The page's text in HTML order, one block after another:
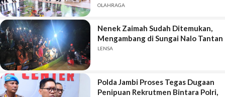
OLAHRAGA
Nenek Zaimah Sudah Ditemukan,
Mengambang di Sungai Nalo Tantan
LENSA
Polda Jambi Proses Tegas Dugaan
Penipuan Rekrutmen Bintara Polri,